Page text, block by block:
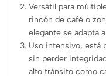
Versátil para
rincón de café o
elegante se adapta
Uso intensivo, está
sin perder
alto tránsito como